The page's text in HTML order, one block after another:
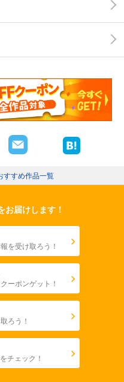
すすめ作品一覧
お届けします！
を受け取ろう！
ーポンゲット！
ろう！
チェック！